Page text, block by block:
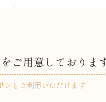
をご用意しておりま
ンもご利用いただけます